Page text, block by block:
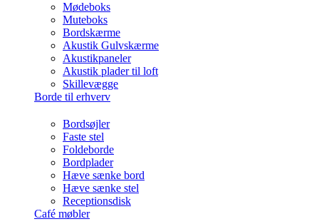
Mødeboks
Muteboks
Bordskærme
Akustik Gulvskærme
Akustikpaneler
Akustik plader til loft
Skillevægge
Borde til erhverv
Bordsøjler
Faste stel
Foldeborde
Bordplader
Hæve sænke bord
Hæve sænke stel
Receptionsdisk
Café møbler